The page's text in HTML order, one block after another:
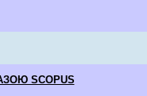
SCOPUS